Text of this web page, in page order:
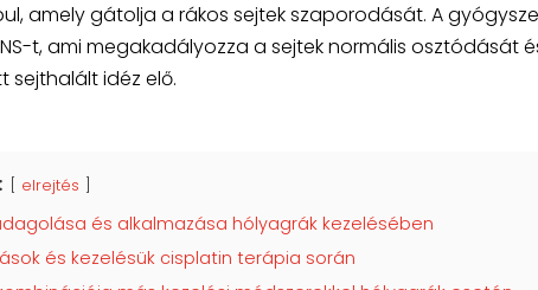
amely gátolja a rákos sejtek szaporodását. A
t, ami megakadályozza a sejtek normális osztódását
sejthalált idéz elő.
elrejtés
és alkalmazása hólyagrák kezelésében
és kezelésük cisplatin terápia során